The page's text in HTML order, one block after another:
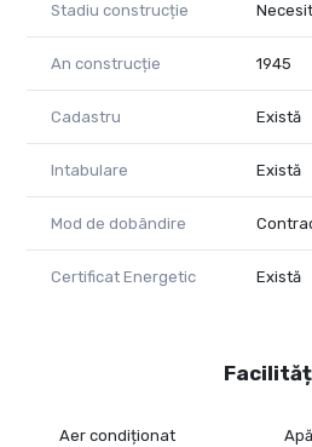
Stadiu construcție
An construcție 1945
Cadastru Există
Intabulare Există
Mod de dobândire
Certificat Energetic Există
Aer condiționat Apă